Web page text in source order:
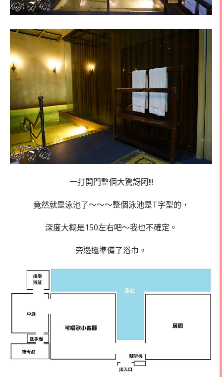
一打開門整個大驚訝阿!!!
竟然就是泳池了～～～整個泳池是T字型的，
深度大概是150左右吧～我也不確定。
旁邊還準備了浴巾。